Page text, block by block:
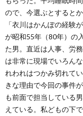
ので、今選ぶとすると
「衣川はかんぽの経験
が昭和55年（80年）の
た男。直近は人事、労
は非常に現場でいろん
れわれはつかみ切れて
きな理由で今回の事件
も前面で担当している
えている。私どもの下